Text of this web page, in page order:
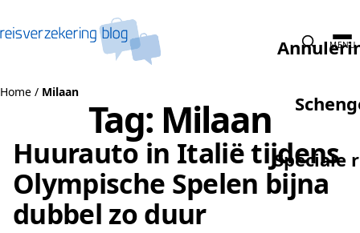
Speciale
MENU
Home / Milaan
Tag: Milaan
Huurauto in Italië tijdens
Olympische Spelen bijna
dubbel zo duur